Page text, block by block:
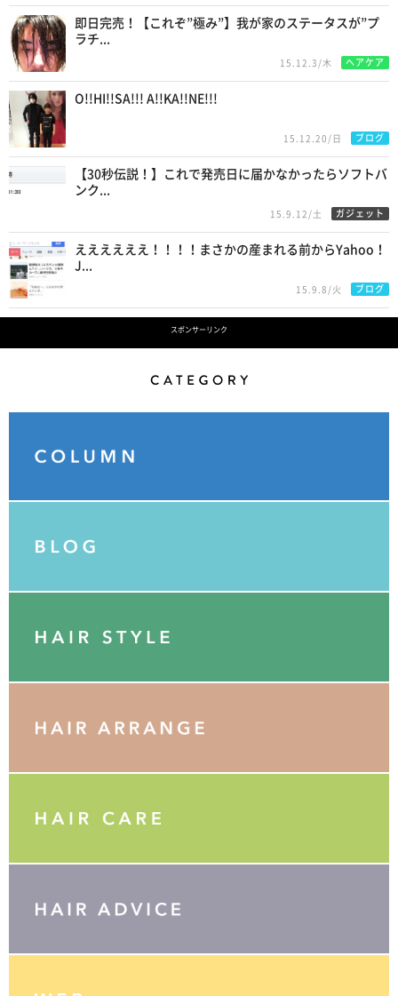
即日完売！【これぞ”極み”】我が家のステータスが”プ
ラチ...
15.12.3/木 ヘアケア
O!!HI!!SA!!! A!!KA!!NE!!!
15.12.20/日 ブログ
【30秒伝説！】これで発売日に届かなかったらソフトバ
ンク...
15.9.12/土 ガジェット
ええええええ！！！！まさかの産まれる前からYahoo！
J...
15.9.8/火 ブログ
スポンサーリンク